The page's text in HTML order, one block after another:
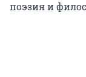
поэзия и